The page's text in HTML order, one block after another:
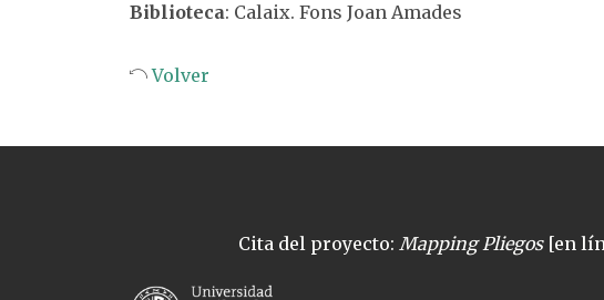
Biblioteca: Calaix. Fons Joan Amades
Volver
Cita del proyecto: Mapping Pliegos[en